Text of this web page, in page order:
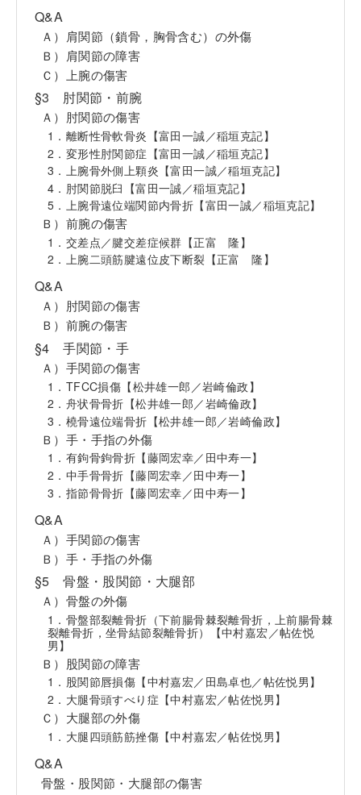
Q&A
Ａ）肩関節（鎖骨，胸骨含む）の外傷
Ｂ）肩関節の障害
Ｃ）上腕の傷害
§3 肘関節・前腕
Ａ）肘関節の傷害
1．離断性骨軟骨炎【富田一誠／稲垣克記】
2．変形性肘関節症【富田一誠／稲垣克記】
3．上腕骨外側上顆炎【富田一誠／稲垣克記】
4．肘関節脱臼【富田一誠／稲垣克記】
5．上腕骨遠位端関節内骨折【富田一誠／稲垣克記】
Ｂ）前腕の傷害
1．交差点／腱交差症候群【正富 隆】
2．上腕二頭筋腱遠位皮下断裂【正富 隆】
Q&A
Ａ）肘関節の傷害
Ｂ）前腕の傷害
§4 手関節・手
Ａ）手関節の傷害
1．TFCC損傷【松井雄一郎／岩崎倫政】
2．舟状骨骨折【松井雄一郎／岩崎倫政】
3．橈骨遠位端骨折【松井雄一郎／岩崎倫政】
Ｂ）手・手指の外傷
1．有鉤骨鉤骨折【藤岡宏幸／田中寿一】
2．中手骨骨折【藤岡宏幸／田中寿一】
3．指節骨骨折【藤岡宏幸／田中寿一】
Q&A
Ａ）手関節の傷害
Ｂ）手・手指の外傷
§5 骨盤・股関節・大腿部
Ａ）骨盤の外傷
1．骨盤部裂離骨折（下前腸骨棘裂離骨折，上前腸骨棘
裂離骨折，坐骨結節裂離骨折）【中村嘉宏／帖佐悦
男】
Ｂ）股関節の障害
1．股関節唇損傷【中村嘉宏／田島卓也／帖佐悦男】
2．大腿骨頭すべり症【中村嘉宏／帖佐悦男】
Ｃ）大腿部の外傷
1．大腿四頭筋筋挫傷【中村嘉宏／帖佐悦男】
Q&A
骨盤・股関節・大腿部の傷害